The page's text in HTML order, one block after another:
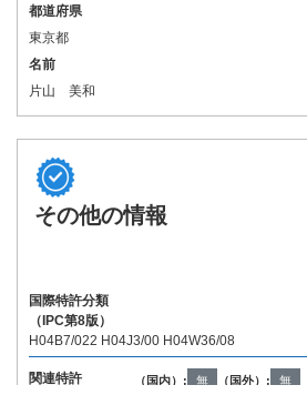
都道府県
東京都
名前
片山 美和
その他の情報
国際特許分類
（IPC第8版）
H04B7/022 H04J3/00 H04W36/08
関連特許 （国内）: 無 （国外）: 無